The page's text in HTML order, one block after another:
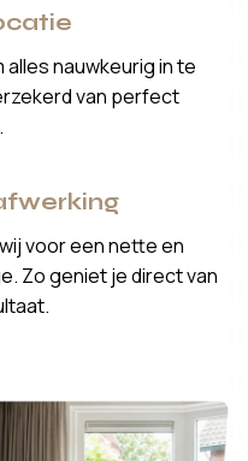
alles nauwkeurig in te
van perfect
voor een nette en
Zo geniet je direct van